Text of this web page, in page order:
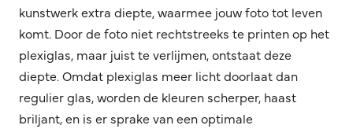
kunstwerk extra diepte, waarmee jouw foto tot leven
komt. Door de foto niet rechtstreeks te printen op het
plexiglas, maar juist te verlijmen, ontstaat deze
diepte. Omdat plexiglas meer licht doorlaat dan
regulier glas, worden de kleuren scherper, haast
briljant, en is er sprake van een optimale